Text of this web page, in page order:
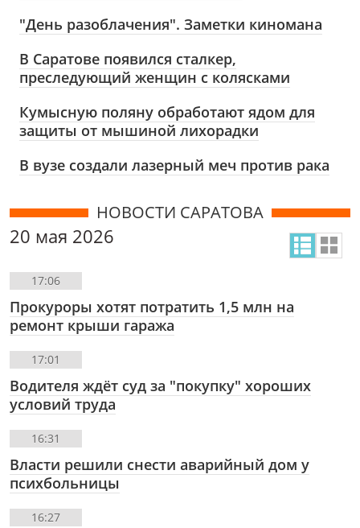
"День разоблачения". Заметки киномана
В Саратове появился сталкер,
преследующий женщин с колясками
Кумысную поляну обработают ядом для
защиты от мышиной лихорадки
В вузе создали лазерный меч против рака
НОВОСТИ САРАТОВА
20 мая 2026
17:06
Прокуроры хотят потратить 1,5 млн на
ремонт крыши гаража
17:01
Водителя ждёт суд за "покупку" хороших
условий труда
16:31
Власти решили снести аварийный дом у
психбольницы
16:27